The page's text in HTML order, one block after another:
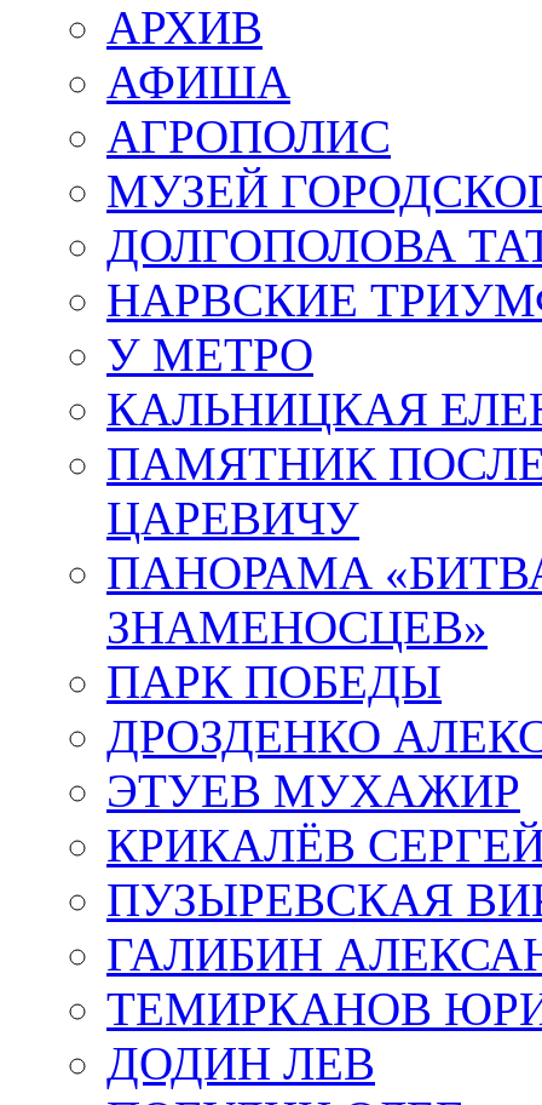
АРХИВ
АФИША
АГРОПОЛИС
МУЗЕЙ
ДОЛГОПОЛОВА
НАРВСКИЕ
У МЕТРО
КАЛЬНИЦКАЯ
ПАМЯТНИК
ЦАРЕВИЧУ
ПАНОРАМА
ЗНАМЕНОСЦЕВ»
ПАРК ПОБЕДЫ
ДРОЗДЕНКО
ЭТУЕВ МУХАЖИР
КРИКАЛЁВ
ПУЗЫРЕВСКАЯ
ГАЛИБИН
ТЕМИРКАНОВ
ДОДИН ЛЕВ